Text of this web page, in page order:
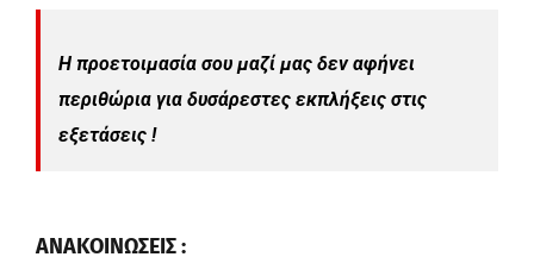
Η προετοιμασία σου μαζί μας δεν αφήνει
περιθώρια για δυσάρεστες εκπλήξεις στις
εξετάσεις !
ΑΝΑΚΟΙΝΩΣΕΙΣ :